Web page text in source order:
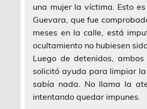
una mujer la víctima. Esto
Guevara, que fue
meses en la calle, está
ocultamiento no hubiesen
Luego de detenidos,
solicitó ayuda para limpiar
sabía nada. No llama la
intentando quedar impunes.